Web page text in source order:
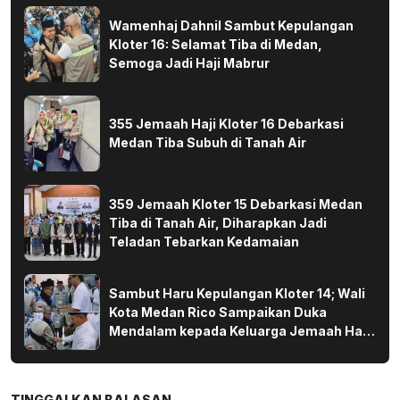
Wamenhaj Dahnil Sambut Kepulangan
Kloter 16: Selamat Tiba di Medan,
Semoga Jadi Haji Mabrur
355 Jemaah Haji Kloter 16 Debarkasi
Medan Tiba Subuh di Tanah Air
359 Jemaah Kloter 15 Debarkasi Medan
Tiba di Tanah Air, Diharapkan Jadi
Teladan Tebarkan Kedamaian
Sambut Haru Kepulangan Kloter 14; Wali
Kota Medan Rico Sampaikan Duka
Mendalam kepada Keluarga Jemaah Haji